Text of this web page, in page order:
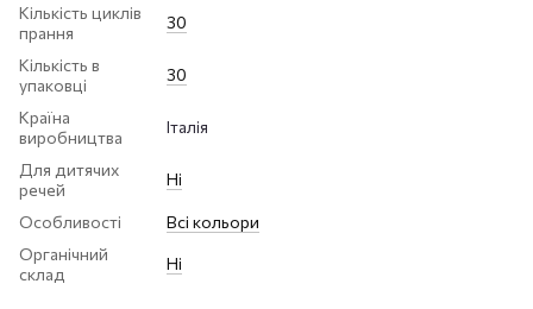
Кількість циклів
прання
30
Кількість в
упаковці
30
Країна
виробництва
Італія
Для дитячих
речей
Ні
Особливості
Всі кольори
Органічний
склад
Ні